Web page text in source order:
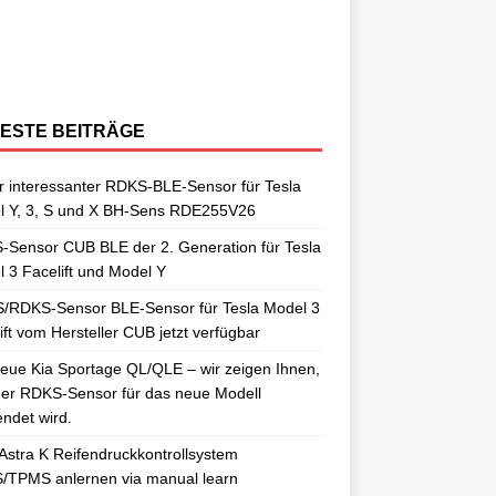
BEITRÄGE
interessanter RDKS-BLE-Sensor für Tesla
Y, 3, S und X BH-Sens RDE255V26
Sensor CUB BLE der 2. Generation für Tesla
3 Facelift und Model Y
RDKS-Sensor BLE-Sensor für Tesla Model 3
vom Hersteller CUB jetzt verfügbar
Kia Sportage QL/QLE – wir zeigen Ihnen,
RDKS-Sensor für das neue Modell
wird.
K Reifendruckkontrollsystem
TPMS anlernen via manual learn